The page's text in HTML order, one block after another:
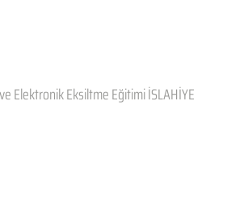
Elektronik Eksiltme Eğitimi İSLAHİYE